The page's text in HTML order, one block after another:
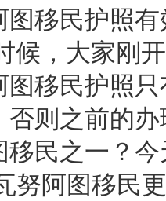
移民护照
候，大家刚
移民护照
则之前的
民之一？
努阿图移民